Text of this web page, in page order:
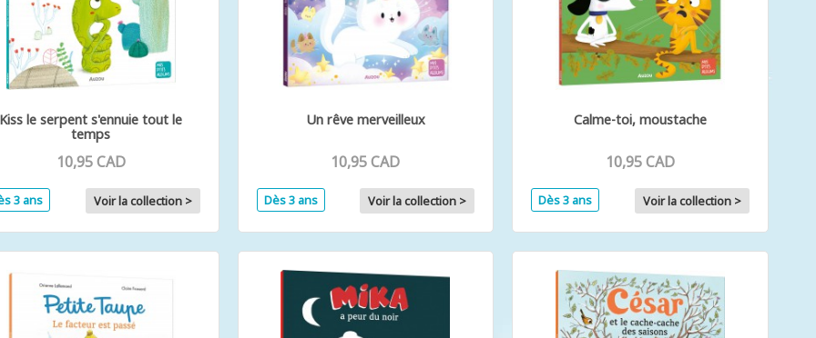
Kiss le serpent s'ennuie tout le
temps
10,95 CAD
3 ans Voir la collection >
Un rêve merveilleux
10,95 CAD
Dès 3 ans Voir la collection >
Calme-toi, moustache
10,95 CAD
Dès 3 ans Voir la collection >